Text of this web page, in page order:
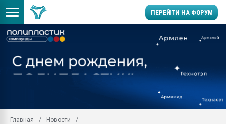
ПЕРЕЙТИ НА ФОРУМ
заводу пластмасс"
Главная
Новости